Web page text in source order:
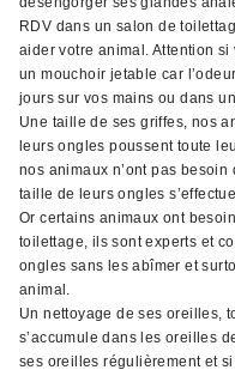
RDV dans un salon de
aider votre animal. Attention
un mouchoir jetable car
jours sur vos mains ou dans
Une taille de ses griffes, nos
leurs ongles poussent toute
nos animaux n’ont pas
taille de leurs ongles
Or certains animaux ont
toilettage, ils sont experts et
ongles sans les abîmer et
animal.
Un nettoyage de ses oreilles,
s’accumule dans les oreilles
ses oreilles régulièrement et